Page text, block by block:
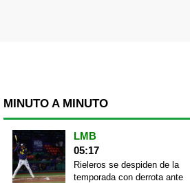
MINUTO A MINUTO
LMB
05:17
Rieleros se despiden de la
temporada con derrota ante